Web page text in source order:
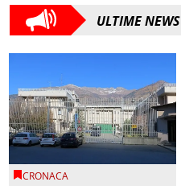
ULTIME NEWS
CRONACA